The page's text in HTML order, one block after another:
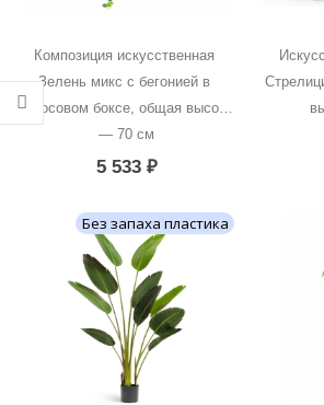
Композиция искусственная
Зелень микс с бегонией в
кокосовом боксе, общая высота
— 70 см
5 533 ₽
Без запаха пластика